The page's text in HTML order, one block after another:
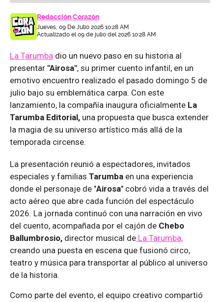
Redacción Corazón
Jueves, 09 De Julio 2026 10:28 AM
Actualizado el 09 de julio del 2026 10:28 AM
La Tarumba dio un nuevo paso en su historia al
presentar "Airosa", su primer cuento infantil, en un
emotivo encuentro realizado el pasado domingo 5 de
julio bajo su emblemática carpa. Con este
lanzamiento, la compañía inaugura oficialmente La
Tarumba Editorial, una propuesta que busca extender
la magia de su universo artístico más allá de la
temporada circense.
La presentación reunió a espectadores, invitados
especiales y familias Tarumba en una experiencia
donde el personaje de "Airosa" cobró vida a través del
acto aéreo que abre cada función del espectáculo
2026. La jornada continuó con una narración en vivo
del cuento, acompañada por el cajón de Chebo
Ballumbrosio, director musical de La Tarumba,
creando una puesta en escena que fusionó circo,
teatro y música para transportar al público al universo
de la historia.
Como parte del evento, el equipo creativo compartió